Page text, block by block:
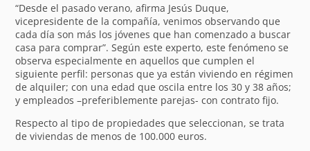
“Desde el pasado verano, afirma Jesús Duque,
vicepresidente de la compañía, venimos observando que
cada día son más los jóvenes que han comenzado a buscar
casa para comprar”. Según este experto, este fenómeno se
observa especialmente en aquellos que cumplen el
siguiente perfil: personas que ya están viviendo en régimen
de alquiler; con una edad que oscila entre los 30 y 38 años;
y empleados –preferiblemente parejas- con contrato fijo.
Respecto al tipo de propiedades que seleccionan, se trata
de viviendas de menos de 100.000 euros.